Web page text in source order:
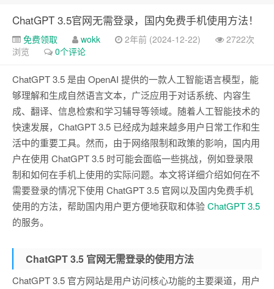
ChatGPT 3.5官网无需登录，国内免费手机使用方法！
免费领取 wokk 2年前 (2024-12-22)
2722次
浏览
0个评论
ChatGPT 3.5 是由 OpenAI 提供的一款人工智能语言模型，能
够理解和生成自然语言文本，广泛应用于对话系统、内容生
成、翻译、信息检索和学习辅导等领域。随着人工智能技术的
快速发展，ChatGPT 3.5 已经成为越来越多用户日常工作和生
活中的重要工具。然而，由于网络限制和政策的影响，国内用
户在使用 ChatGPT 3.5 时可能会面临一些挑战，例如登录限
制和如何在手机上使用的实际问题。本文将详细介绍如何在不
需要登录的情况下使用 ChatGPT 3.5 官网以及国内免费手机
使用的方法，帮助国内用户更方便地获取和体验ChatGPT 3.5
的服务。
ChatGPT 3.5 官网无需登录的使用方法
ChatGPT 3.5 官方网站是用户访问核心功能的主要渠道，用户